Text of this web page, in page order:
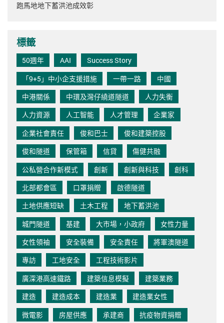
跑馬地地下蓄洪池成效彰
標籤
50週年 AAI
Success Story
「9+5」中小企支援措施
一帶一路
中國
中港關係
中環及灣仔繞道隧道
人力失衡
人力資源
人工智能 人才管理
企業家
企業社會責任
俊和巴士
俊和建築控股
俊和隧道
保管箱 信貸
傷健共融
公私營合作新模式
創新 創新與科技
創科
北部都會區
口罩捐贈
啟德隧道
土地供應短缺
土木工程
地下蓄洪池
城門隧道
基建 大市場，小政府
女性力量
女性領袖
安全裝備 安全責任
將軍澳隧道
專訪
工地安全
工程技術影片
廣深港高速鐵路
建築信息模擬
建築業務
建造
建造成本 建造業
建造業女性
微電影
房屋供應 承建商
抗疫物資捐贈